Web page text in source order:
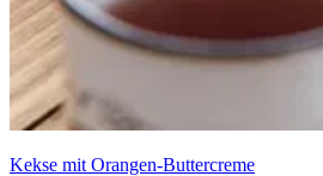
Kekse mit Orangen-Buttercreme